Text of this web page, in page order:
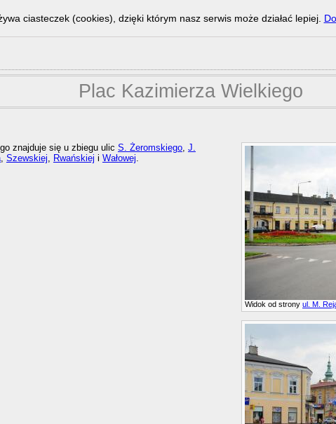
Plac Kazimierza Wielkiego
Widok od stronyul. M.
znajduje się u zbiegu ulic S. Żeromskiego, J.
, Szewskiej, Rwańskiej i Wałowej.
ciasteczek (cookies), dzięki którym nasz serwis może działać lepiej.